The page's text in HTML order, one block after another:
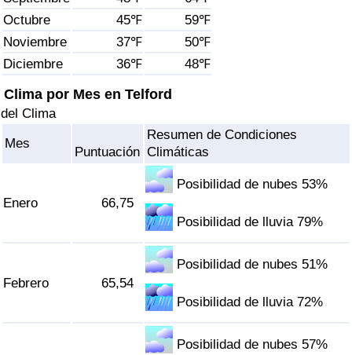
Octubre
45℉
59℉
Noviembre
37℉
50℉
Diciembre
36℉ 48℉
Clima por Mes en Telford
del Clima
Mes
Puntuación
Resumen de Condiciones
Climáticas
Enero 66,75
Posibilidad de nubes 53%
Posibilidad de lluvia 79%
Febrero 65,54
Posibilidad de nubes 51%
Posibilidad de lluvia 72%
Posibilidad de nubes 57%
Índice de criminalidad por país
Sanidad
Índice de Sanidad (Actual)
Índice de Sanidad por País
Contaminación
Índice de Contaminación (Actual)
Índice de contaminación
Índice de Contaminación por País